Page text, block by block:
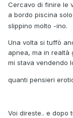
Cercavo di finire le
a bordo piscina
slippino molto -ino.
Una volta si tuffò
apnea, ma in realtà
mi stava vendendo
quanti pensieri
Voi direste.. e dopo